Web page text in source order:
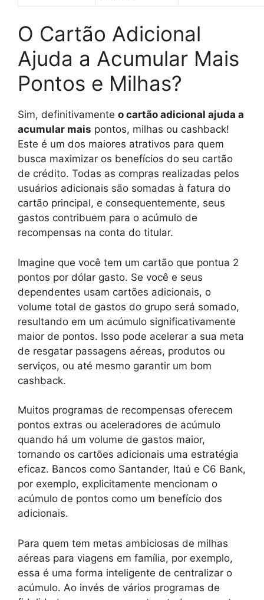
O Cartão Adicional
Ajuda a Acumular Mais
Pontos e Milhas?
Sim, definitivamente o cartão adicional ajuda a
acumular mais pontos, milhas ou cashback!
Este é um dos maiores atrativos para quem
busca maximizar os benefícios do seu cartão
de crédito. Todas as compras realizadas pelos
usuários adicionais são somadas à fatura do
cartão principal, e consequentemente, seus
gastos contribuem para o acúmulo de
recompensas na conta do titular.
Imagine que você tem um cartão que pontua 2
pontos por dólar gasto. Se você e seus
dependentes usam cartões adicionais, o
volume total de gastos do grupo será somado,
resultando em um acúmulo significativamente
maior de pontos. Isso pode acelerar a sua meta
de resgatar passagens aéreas, produtos ou
serviços, ou até mesmo garantir um bom
cashback.
Muitos programas de recompensas oferecem
pontos extras ou aceleradores de acúmulo
quando há um volume de gastos maior,
tornando os cartões adicionais uma estratégia
eficaz. Bancos como Santander, Itaú e C6 Bank,
por exemplo, explicitamente mencionam o
acúmulo de pontos como um benefício dos
adicionais.
Para quem tem metas ambiciosas de milhas
aéreas para viagens em família, por exemplo,
essa é uma forma inteligente de centralizar o
acúmulo. Ao invés de vários programas de